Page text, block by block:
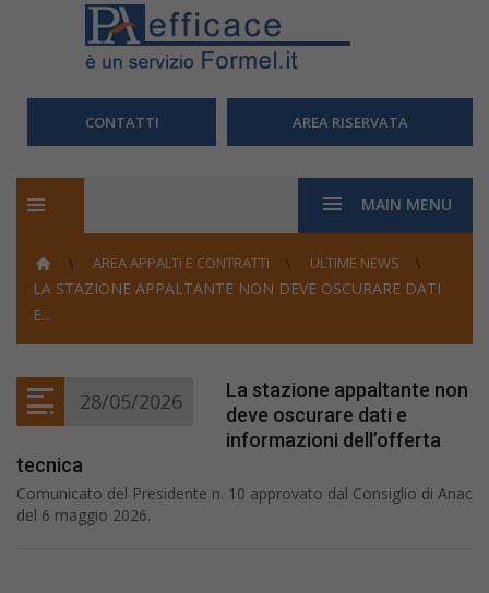
CONTATTI AREA RISERVATA
MAIN MENU
AREA APPALTI E CONTRATTI ULTIME NEWS
LA STAZIONE APPALTANTE NON DEVE OSCURARE DATI
E...
28/05/2026
La stazione appaltante non
deve oscurare dati e
informazioni dell’offerta
tecnica
Comunicato del Presidente n. 10 approvato dal Consiglio di Anac
del 6 maggio 2026.